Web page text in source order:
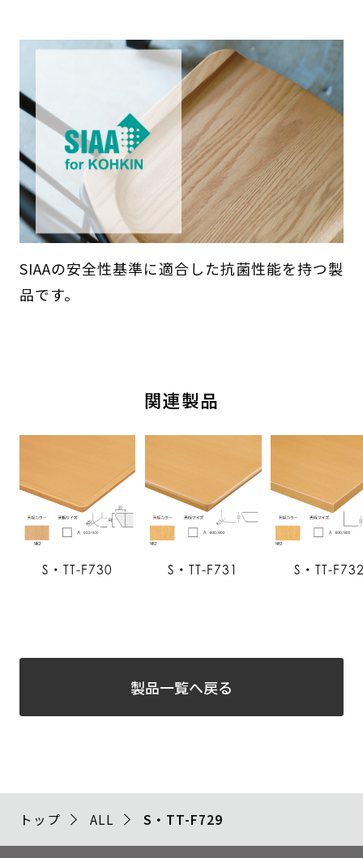
SIAAの安全性基準に適合した抗菌性能を持つ製
品です。
関連製品
S・TT-F730 S・TT-F731 S・TT-
製品一覧へ戻る
トップ ALL S・TT-F729